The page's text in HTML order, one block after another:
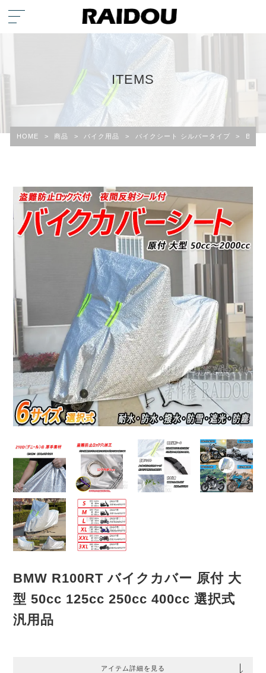
ITEMS
HOME > 商品 > バイク用品 > バイクシート シルバータイプ > BMW
BMW R100RT バイクカバー 原付 大
型 50cc 125cc 250cc 400cc 選択式
汎用品
アイテム詳細を見る